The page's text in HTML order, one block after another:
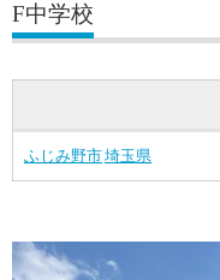
F中学校
ふじみ野市埼玉県